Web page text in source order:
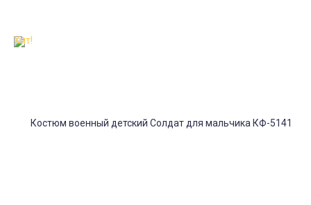
Хит!